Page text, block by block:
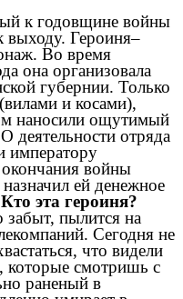
к годовщине войны
выходу. Героиня–
Во время
она организовала
губернии. Только
и косами),
наносили ощутимый
деятельности отряда
императору
войны
ей денежное
эта героиня?
пылится на
Сегодня не
что видели
которые смотришь с
раненый в